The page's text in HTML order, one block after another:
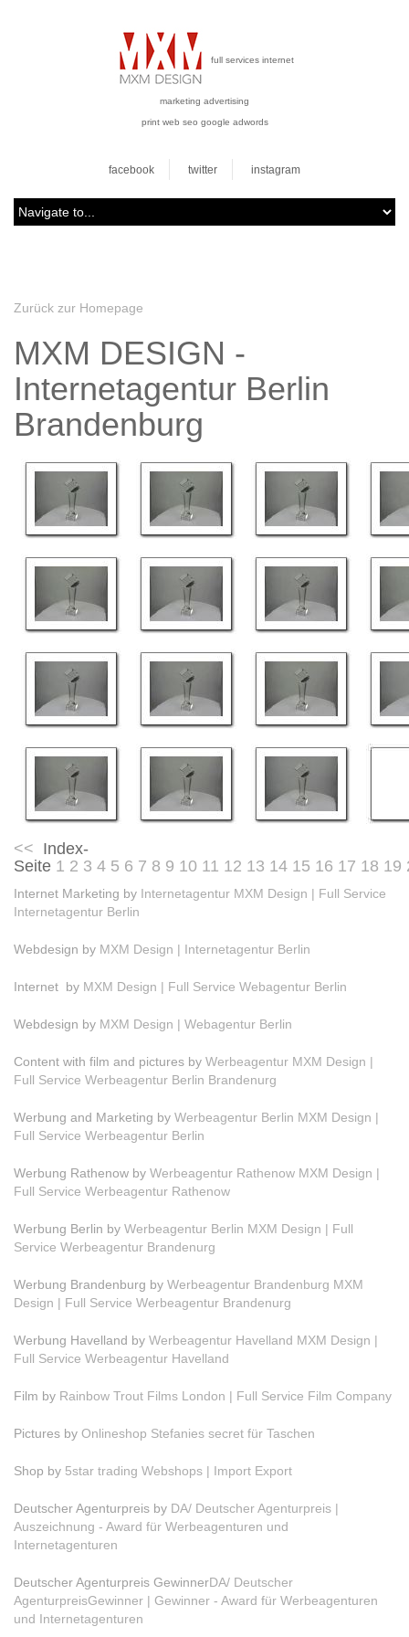
full services internet
marketing advertising
print web seo google adwords
facebook twitter instagram
Zurück zur Homepage
MXM DESIGN -
Internetagentur Berlin
Brandenburg
<< Index-
Seite 1 2 3 4 5 6 7 8 9 10 11 12 13 14 15 16 17 18 19
Internet Marketing by Internetagentur MXM Design | Full Service
Internetagentur Berlin
Webdesign by MXM Design | Internetagentur Berlin
Internet by MXM Design | Full Service Webagentur Berlin
Webdesign by MXM Design | Webagentur Berlin
Content with film and pictures by Werbeagentur MXM Design |
Full Service Werbeagentur Berlin Brandenurg
Werbung and Marketing by Werbeagentur Berlin MXM Design |
Full Service Werbeagentur Berlin
Werbung Rathenow by Werbeagentur Rathenow MXM Design |
Full Service Werbeagentur Rathenow
Werbung Berlin by Werbeagentur Berlin MXM Design | Full
Service Werbeagentur Brandenurg
Werbung Brandenburg by Werbeagentur Brandenburg MXM
Design | Full Service Werbeagentur Brandenurg
Werbung Havelland by Werbeagentur Havelland MXM Design |
Full Service Werbeagentur Havelland
Film by Rainbow Trout Films London | Full Service Film Company
Pictures by Onlineshop Stefanies secret für Taschen
Shop by 5star trading Webshops | Import Export
Deutscher Agenturpreis by DA/ Deutscher Agenturpreis |
Auszeichnung - Award für Werbeagenturen und
Internetagenturen
Deutscher Agenturpreis GewinnerDA/ Deutscher
AgenturpreisGewinner | Gewinner - Award für Werbeagenturen
und Internetagenturen